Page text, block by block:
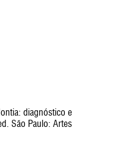
diagnóstico e
São Paulo: Artes